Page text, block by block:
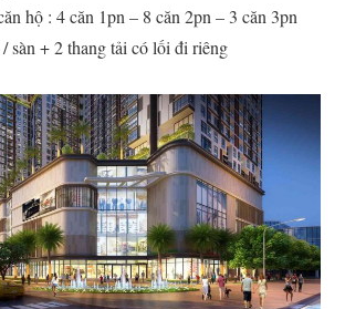
hộ : 4 căn 1pn – 8 căn 2pn – 3 căn 3pn
sàn + 2 thang tải có lối đi riêng